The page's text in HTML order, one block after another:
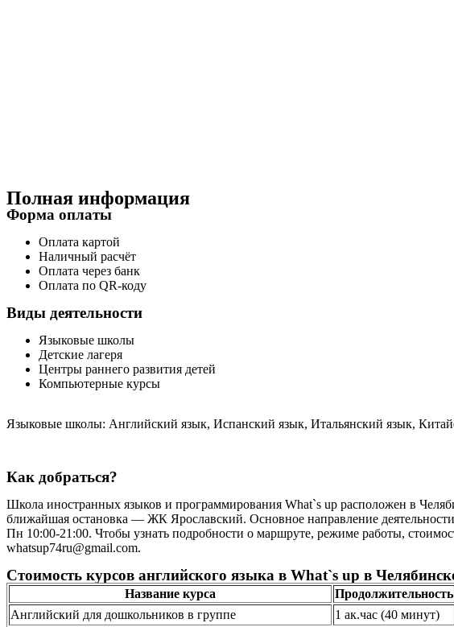
Полная информация
Форма оплаты
Оплата картой
Наличный расчёт
Оплата через банк
Оплата по QR-коду
Виды деятельности
Языковые школы
Детские лагеря
Центры раннего развития детей
Компьютерные курсы
Языковые школы: Английский язык, Испанский язык, Итальянский язык,
Как добраться?
Школа иностранных языков и программирования What`s up расположен в
ближайшая остановка — ЖК Ярославский. Основное направление
Пн 10:00-21:00. Чтобы узнать подробности о маршруте, режиме работы,
whatsup74ru@gmail.com.
Стоимость курсов английского языка в What`s up в
Название курса Продолжительность
Английский для дошкольников в группе
1 ак.час (40 минут)